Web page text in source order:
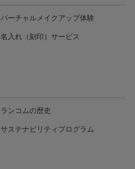
バーチャルメイクアップ体験
名入れ（刻印）サービス
ランコムの歴史
サステナビリティプログラム